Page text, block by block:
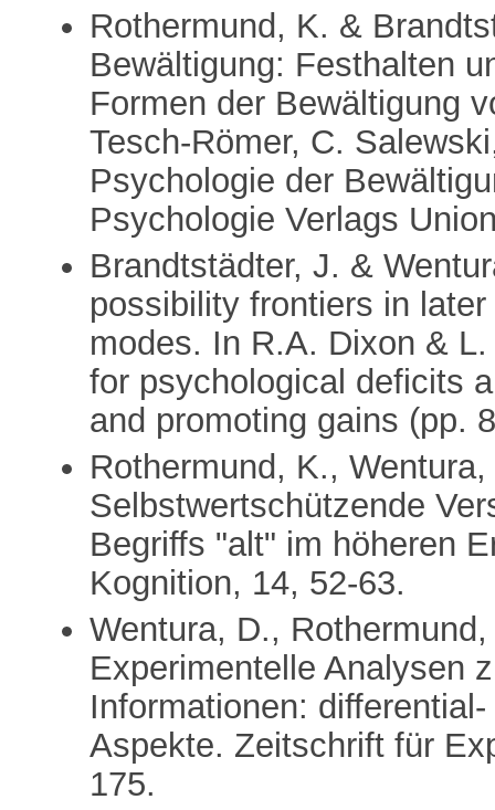
Rothermund, K. &
Bewältigung: Festhalten
Formen der Bewältigung
Tesch-Römer, C.
Psychologie der
Psychologie Verlags
Brandtstädter, J. &
possibility frontiers in
modes. In R.A. Dixon &
for psychological deficits
and promoting gains (pp.
Rothermund, K.,
Selbstwertschützende
Begriffs "alt" im höheren
Kognition, 14, 52-63.
Wentura, D.,
Experimentelle Analysen
Informationen:
Aspekte. Zeitschrift für
175.